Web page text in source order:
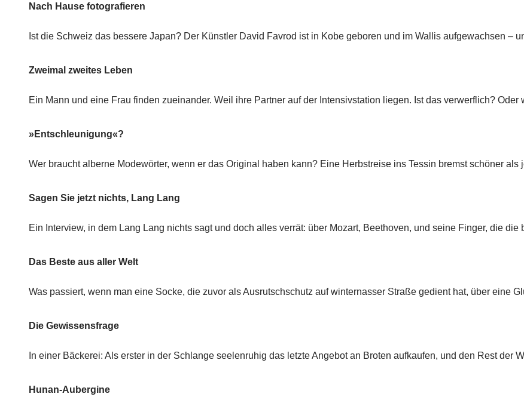
Nach Hause fotografieren
Ist die Schweiz das bessere Japan? Der Künstler David Favrod ist in Kobe geboren und im Wallis aufgewachsen –
Zweimal zweites Leben
Ein Mann und eine Frau finden zueinander. Weil ihre Partner auf der Intensivstation liegen. Ist das verwerflich?
»Entschleunigung«?
Wer braucht alberne Modewörter, wenn er das Original haben kann? Eine Herbstreise ins Tessin bremst schöner
Sagen Sie jetzt nichts, Lang Lang
Ein Interview, in dem Lang Lang nichts sagt und doch alles verrät: über Mozart, Beethoven, und seine Finger, die
Das Beste aus aller Welt
Was passiert, wenn man eine Socke, die zuvor als Ausrutschschutz auf winternasser Straße gedient hat, über eine
Die Gewissensfrage
In einer Bäckerei: Als erster in der Schlange seelenruhig das letzte Angebot an Broten aufkaufen, und den Rest der
Hunan-Aubergine